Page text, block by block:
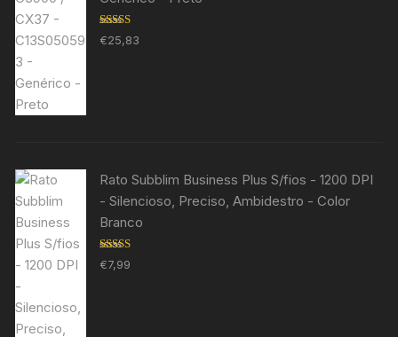
Avaliação
5.00de 5
€25,83
Rato Subblim Business Plus S/fios - 1200 DPI
- Silencioso, Preciso, Ambidestro - Color
Branco
Avaliação
5.00de 5
€7,99